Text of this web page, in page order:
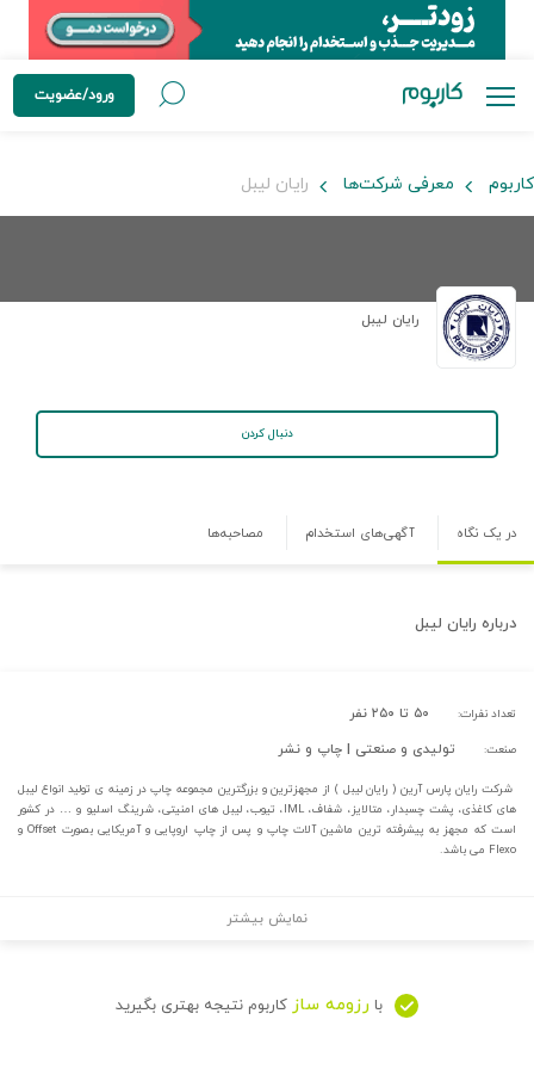
ورود/عضویت
کاربوم معرفی شرکت‌ها رایان لیبل
رایان لیبل
دنبال کردن
در یک نگاه آگهی‌های استخدام مصاحبه‌ها
درباره رایان لیبل
تعداد نفرات: ۵۰ تا ۲۵۰ نفر
صنعت: تولیدی و صنعتی | چاپ و نشر
شرکت رایان پارس آرین ( رایان لیبل ) از مجهزترین و بزرگترین مجموعه چاپ در زمینه ی تولید انواع لیبل
های کاغذی، پشت چسبدار، متالایز، شفاف، IML، تیوب، لیبل های امنیتی، شرینگ اسلیو و … در کشور
است که مجهز به پیشرفته ترین ماشین آلات چاپ و پس از چاپ اروپایی و آمریکایی بصورت Offset و
Flexo می باشد.
نمایش بیشتر
با رزومه ساز کاربوم نتیجه بهتری بگیرید